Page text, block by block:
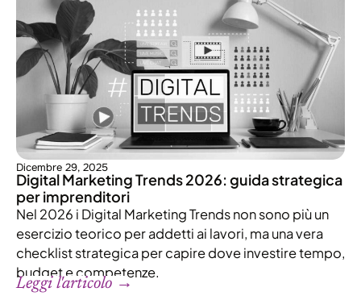
Dicembre 29, 2025
Digital Marketing Trends 2026: guida strategica
per imprenditori
Nel 2026 i Digital Marketing Trends non sono più un
esercizio teorico per addetti ai lavori, ma una vera
checklist strategica per capire dove investire tempo,
budget e competenze.
Leggi l'articolo →